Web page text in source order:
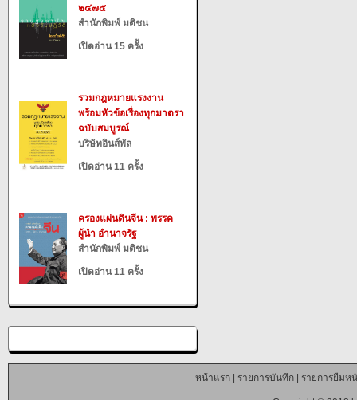
๒๔๗๕
สำนักพิมพ์ มติชน
เปิดอ่าน 15 ครั้ง
รวมกฎหมายแรงงาน
พร้อมหัวข้อเรื่องทุกมาตรา
ฉบับสมบูรณ์
บริษัทอินส์พัล
เปิดอ่าน 11 ครั้ง
ครองแผ่นดินจีน : พรรค
ผู้นำ อำนาจรัฐ
สำนักพิมพ์ มติชน
เปิดอ่าน 11 ครั้ง
หน้าแรก| รายการบันทึก| รายการยืมห